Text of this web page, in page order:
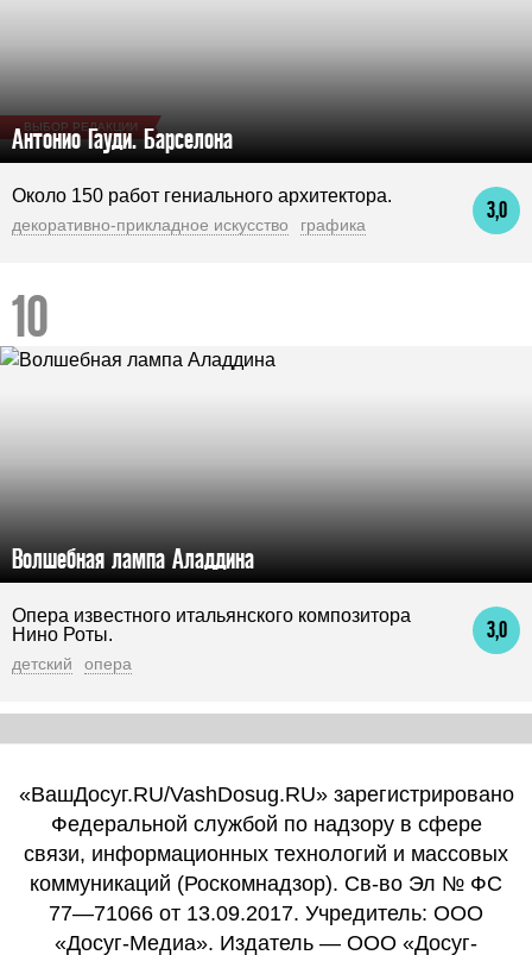
ВЫБОР РЕДАКЦИИ
Антонио Гауди. Барселона
3,0
Около 150 работ гениального архитектора.
декоративно-прикладное искусство графика
Волшебная лампа Аладдина
3,0
Опера известного итальянского композитора
Нино Роты.
детский опера
«ВашДосуг.RU/VashDosug.RU» зарегистрировано
Федеральной службой по надзору в сфере
связи, информационных технологий и массовых
коммуникаций (Роскомнадзор). Св-во Эл № ФС
77—71066 от 13.09.2017. Учредитель: ООО
«Досуг-Медиа». Издатель — ООО «Досуг-